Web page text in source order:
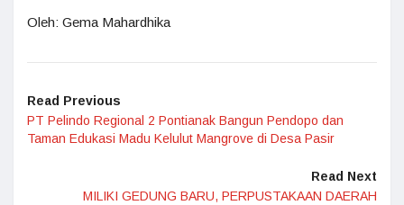
Oleh: Gema Mahardhika
Read Previous
PT Pelindo Regional 2 Pontianak Bangun Pendopo dan
Taman Edukasi Madu Kelulut Mangrove di Desa Pasir
Read Next
MILIKI GEDUNG BARU, PERPUSTAKAAN DAERAH